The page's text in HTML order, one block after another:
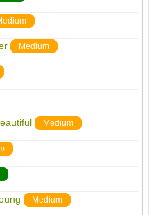
Medium
Medium
Medium